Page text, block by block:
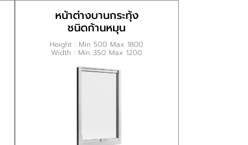
หน้าต่างบานกระทุ้ง
ชนิดก้านหมุน
Height : Min 500 Max 1800
Width : Min 350 Max 1200